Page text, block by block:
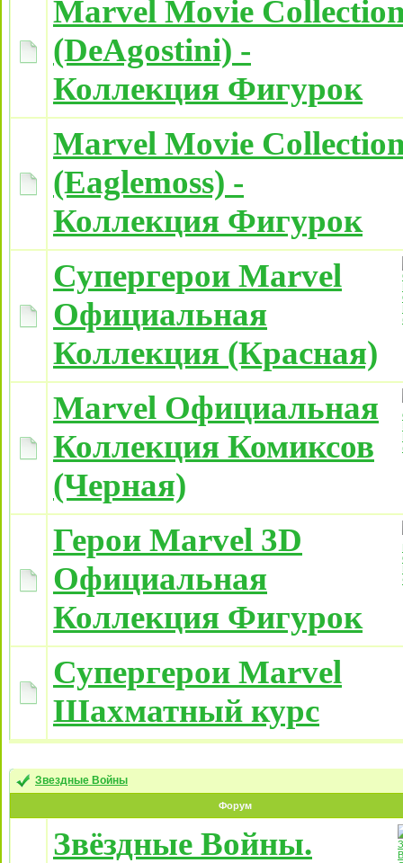
Marvel Movie
(DeAgostini) -
Коллекция Фигурок
Marvel Movie
(Eaglemoss) -
Коллекция Фигурок
Супергерои Marvel
Официальная
Коллекция (Красная)
Marvel Официальная
Коллекция Комиксов
(Черная)
Герои Marvel 3D
Официальная
Коллекция Фигурок
Супергерои Marvel
Шахматный курс
Звездные Войны
Форум
Звёздные Войны.